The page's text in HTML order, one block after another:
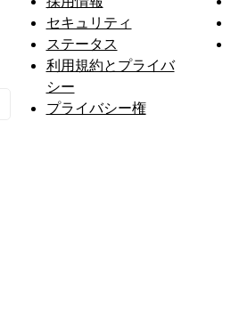
セキュリティ
ステータス
利用規約とプライバ
シー
プライバシー権